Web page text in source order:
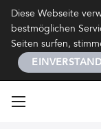
Diese Webseite
bestmöglichen
Seiten surfen,